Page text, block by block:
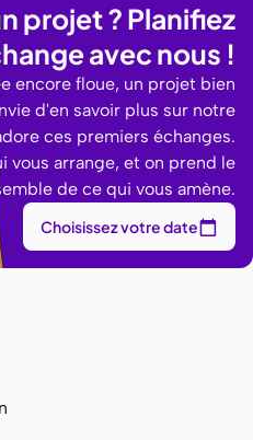
projet ? Planifiez
avec nous !
encore floue, un projet bien
d'en savoir plus sur notre
ces premiers échanges.
vous arrange, et on prend le
de ce qui vous amène.
Choisissez votre date